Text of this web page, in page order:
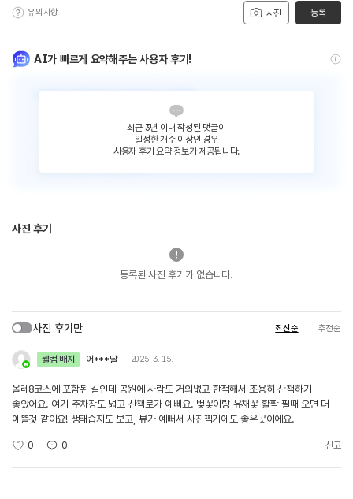
사진
유의사항 등록
AI가 빠르게 요약해주는 사용자 후기!
최근 3년 이내 작성된 댓글이
일정한 개수 이상인 경우
사용자 후기 요약 정보가 제공됩니다.
사진 후기
등록된 사진 후기가 없습니다.
사진 후기만 최신순 추천순
웰컴 배지 어***날 2025. 3. 15.
올레8코스에 포함된 길인데 공원에 사람도 거의없고 한적해서 조용히 산책하기
좋았어요. 여기 주차장도 넓고 산책로가 예뻐요. 벚꽃이랑 유채꽃 활짝 필때 오면 더
예쁠것 같아요! 생태습지도 보고, 뷰가 예뻐서 사진찍기에도 좋은곳이에요.
0 0 신고